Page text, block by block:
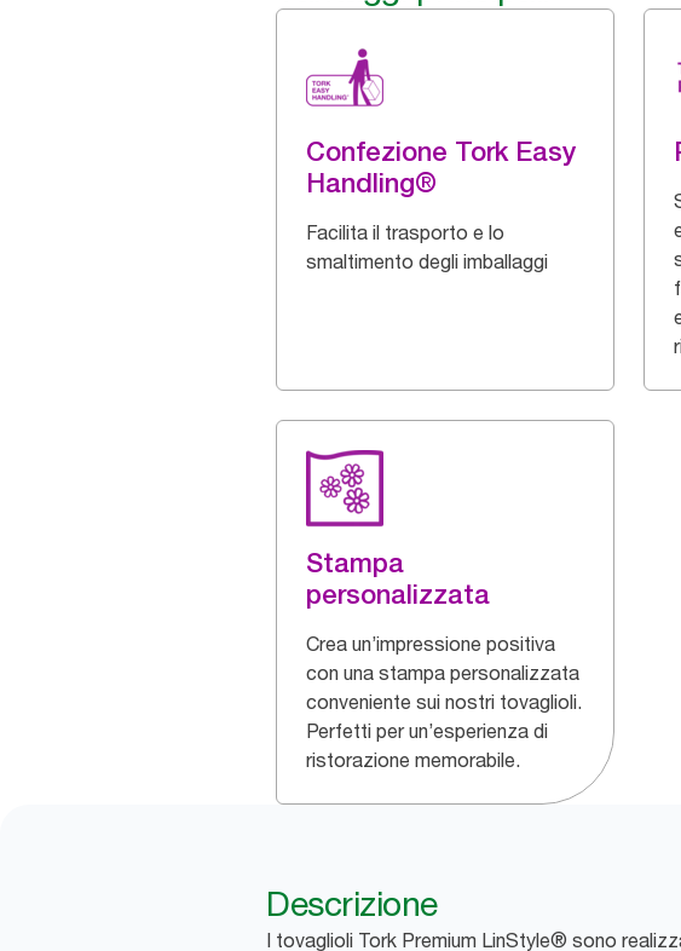
Confezione Tork Easy
Handling®
Facilita il trasporto e lo
smaltimento degli imballaggi
Stampa
personalizzata
Crea un’impressione positiva
con una stampa personalizzata
conveniente sui nostri tovaglioli.
Perfetti per un’esperienza di
ristorazione memorabile.
Descrizione
I tovaglioli Tork Premium LinStyle® sono